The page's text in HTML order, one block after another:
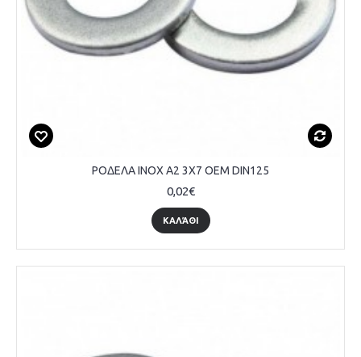
ΡΟΔΕΛΑ INOX A2 3Χ7 OEM DIN125
0,02€
ΚΑΛΆΘΙ